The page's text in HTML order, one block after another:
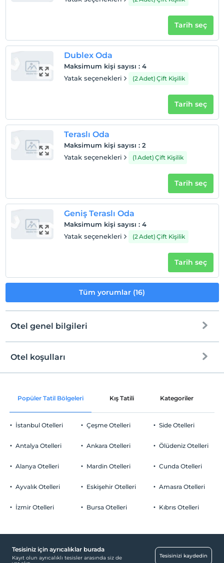
Tarih seç
Dublex Oda
Maksimum kişi sayısı : 4
Yatak seçenekleri
(2 Adet) Çift Kişilik
Tarih seç
Teraslı Oda
Maksimum kişi sayısı : 2
Yatak seçenekleri
(1 Adet) Çift Kişilik
Tarih seç
Geniş Teraslı Oda
Maksimum kişi sayısı : 4
Yatak seçenekleri
(2 Adet) Çift Kişilik
Tarih seç
Tüm yorumlar (16)
Otel genel bilgileri
Ortak alanlar ve tüm odalar
Aile odaları
Temizlik Hizmetleri
Otel koşulları
Check/in
Check/out
En geç saat 12:00 ve öncesi
Evcil Hayvan
2 yaşına kadar olan bebekler ücretsizdir.
Popüler Tatil Bölgeleri Kış Tatili Kategoriler
İstanbul Otelleri
Antalya Otelleri
Alanya Otelleri
Ayvalık Otelleri
İzmir Otelleri
Çeşme Otelleri
Ankara Otelleri
Mardin Otelleri
Eskişehir Otelleri
Bursa Otelleri
Side Otelleri
Ölüdeniz Otelleri
Cunda Otelleri
Amasra Otelleri
Kıbrıs Otelleri
Tesisiniz için ayrıcalıklar burada
Kayıt olun ayrıcalıklı tesisler arasında siz de
Tesisinizi kaydedin